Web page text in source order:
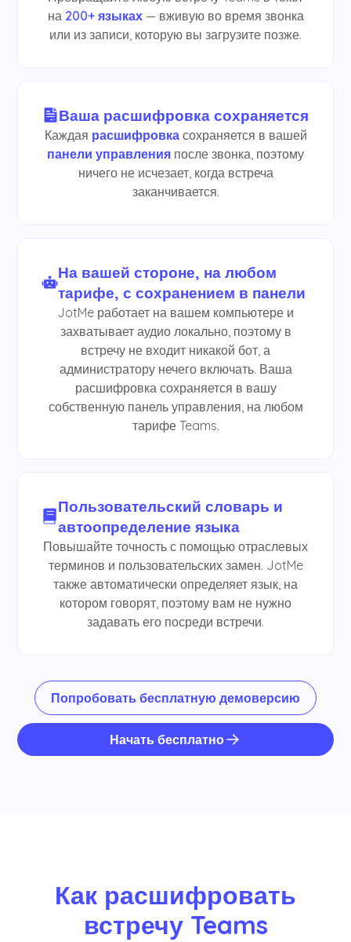
на 200+ языках— вживую во время звонка
или из записи, которую вы загрузите позже.
Ваша расшифровка сохраняется
Каждая расшифровкасохраняется в вашей
панели управления после звонка, поэтому
ничего не исчезает, когда встреча
заканчивается.
На вашей стороне, на любом
тарифе, с сохранением в панели
JotMe работает на вашем компьютере и
захватывает аудио локально, поэтому в
встречу не входит никакой бот, а
администратору нечего включать. Ваша
расшифровка сохраняется в вашу
собственную панель управления, на любом
тарифе Teams.
Пользовательский словарь и
автоопределение языка
Повышайте точность с помощью отраслевых
терминов и пользовательских замен. JotMe
также автоматически определяет язык, на
котором говорят, поэтому вам не нужно
задавать его посреди встречи.
Попробовать бесплатную демоверсию
Начать бесплатно
Как расшифровать
встречу Teams